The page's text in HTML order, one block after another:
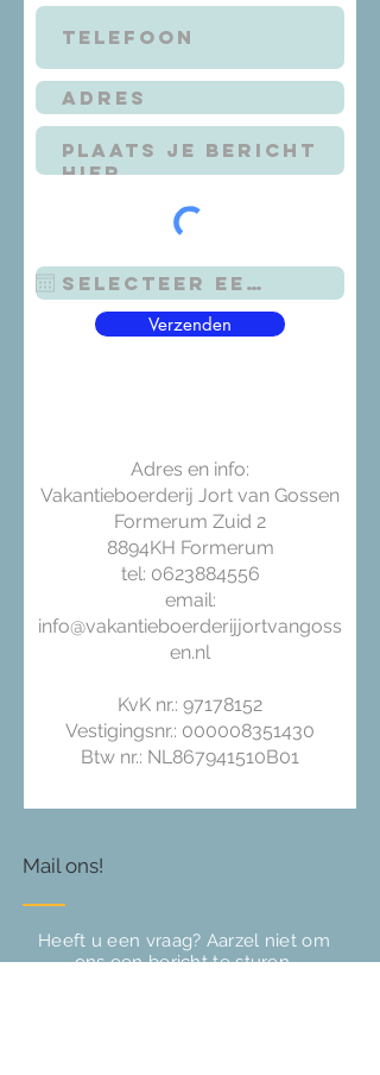
Verzenden
Adres en info:
Vakantieboerderij Jort van Gossen
Formerum Zuid 2
8894KH Formerum
tel: 0623884556
email:
info@vakantieboerderijjortvangoss
en.nl
KvK nr.: 97178152
Vestigingsnr.: 000008351430
Btw nr.: NL867941510B01
Mail ons!
Heeft u een vraag? Aarzel niet om
ons een bericht te sturen,